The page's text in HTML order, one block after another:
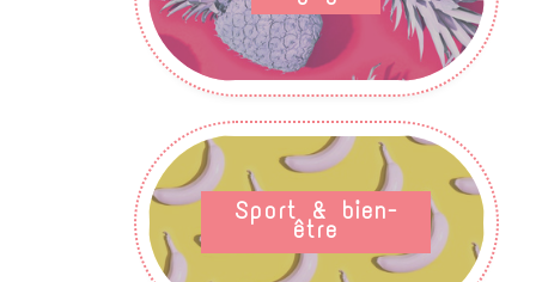
Sport & bien-
être